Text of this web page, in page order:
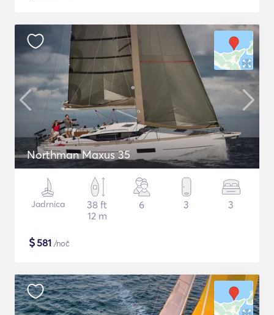
Northman Maxus 35
Jadrnica
38 ft
12 m
6 3 3
$581 /noč